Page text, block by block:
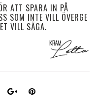
ATT SPARA IN PÅ
SOM INTE VILL ÖVERGE
VILL SÄGA.